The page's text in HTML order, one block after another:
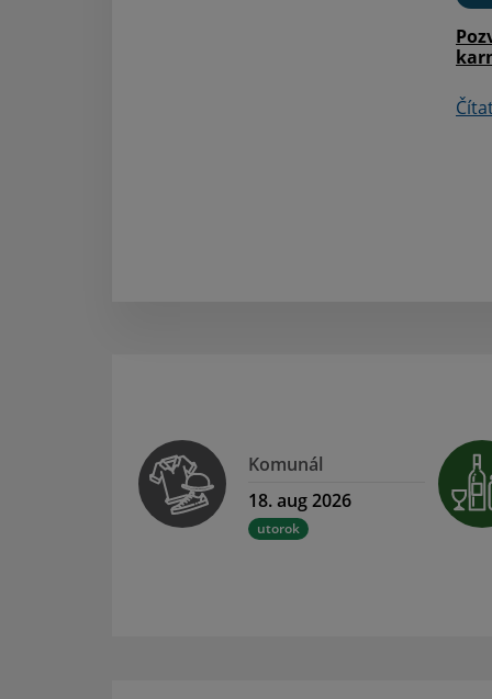
Komunál
18. aug 2026
utorok